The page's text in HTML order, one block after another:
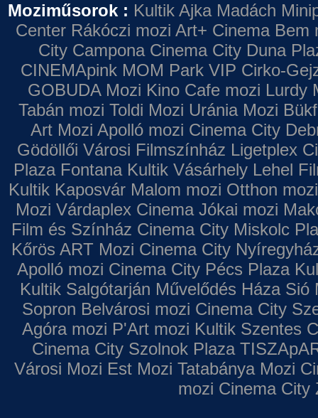
Moziműsorok : Kultik Ajka Madách
Center Rákóczi mozi Art+ Cinema Bem
City Campona Cinema City Duna
CINEMApink MOM Park VIP Cirko-
GOBUDA Mozi Kino Cafe mozi Lurdy
Tabán mozi Toldi Mozi Uránia Mozi
Art Mozi Apolló mozi Cinema City
Gödöllői Városi Filmszínház Ligetplex
Plaza Fontana Kultik Vásárhely Lehel
Kultik Kaposvár Malom mozi Otthon mozi
Mozi Várdaplex Cinema Jókai mozi
Film és Színház Cinema City Miskolc
Kőrös ART Mozi Cinema City
Apolló mozi Cinema City Pécs Plaza
Kultik Salgótarján Művelődés Háza Sió
Sopron Belvárosi mozi Cinema City
Agóra mozi P'Art mozi Kultik Szentes
Cinema City Szolnok Plaza
Városi Mozi Est Mozi Tatabánya Mozi
mozi Cinema City